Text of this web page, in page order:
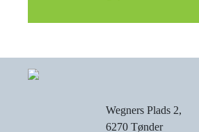
Wegners Plads 2,
6270 Tønder